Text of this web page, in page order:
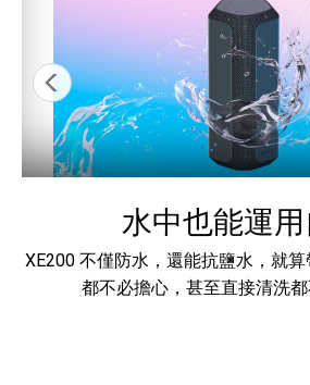
水中也能運
XE200 不僅防水，還能抗鹽水，就
都不必擔心，甚至直接清洗